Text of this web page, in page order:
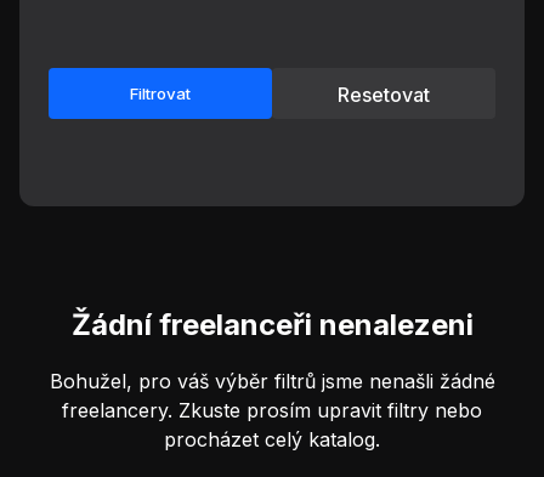
Filtrovat Resetovat
Žádní freelanceři nenalezeni
Bohužel, pro váš výběr filtrů jsme nenašli žádné
freelancery. Zkuste prosím upravit filtry nebo
procházet celý katalog.